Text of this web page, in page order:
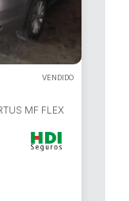
VENDIDO
MF FLEX